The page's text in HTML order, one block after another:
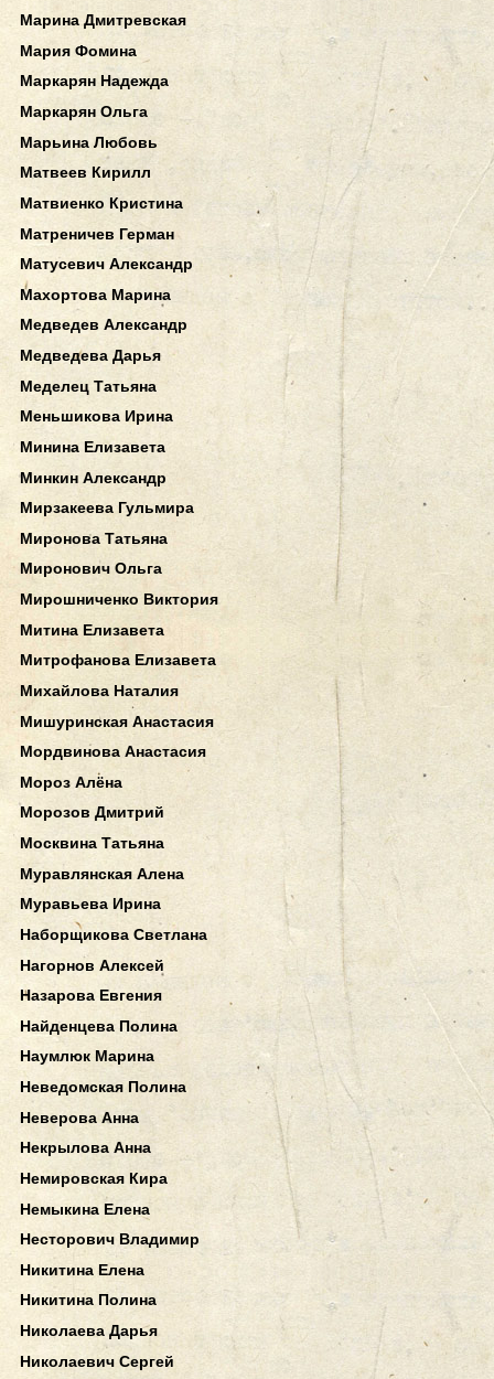
Марина Дмитревская
Мария Фомина
Маркарян Надежда
Маркарян Ольга
Марьина Любовь
Матвеев Кирилл
Матвиенко Кристина
Матреничев Герман
Матусевич Александр
Махортова Марина
Медведев Александр
Медведева Дарья
Меделец Татьяна
Меньшикова Ирина
Минина Елизавета
Минкин Александр
Мирзакеева Гульмира
Миронова Татьяна
Миронович Ольга
Мирошниченко Виктория
Митина Елизавета
Митрофанова Елизавета
Михайлова Наталия
Мишуринская Анастасия
Мордвинова Анастасия
Мороз Алёна
Морозов Дмитрий
Москвина Татьяна
Муравлянская Алена
Муравьева Ирина
Наборщикова Светлана
Нагорнов Алексей
Назарова Евгения
Найденцева Полина
Наумлюк Марина
Неведомская Полина
Неверова Анна
Некрылова Анна
Немировская Кира
Немыкина Елена
Несторович Владимир
Никитина Елена
Никитина Полина
Николаева Дарья
Николаевич Сергей